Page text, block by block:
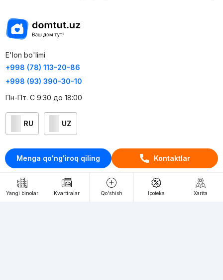
Menga qo'ng'iroq qiling Kontaktlar
Yangi binolar Kvartiralar Qo'shish Ipoteka Xarita
E'lon bo'limi
+998 (78) 113-20-86
+998 (93) 390-30-10
Пн-Пт. С 9:30 до 18:00
RU UZ
Kontaktlar
loyiha haqida
Webnow © loyihasi